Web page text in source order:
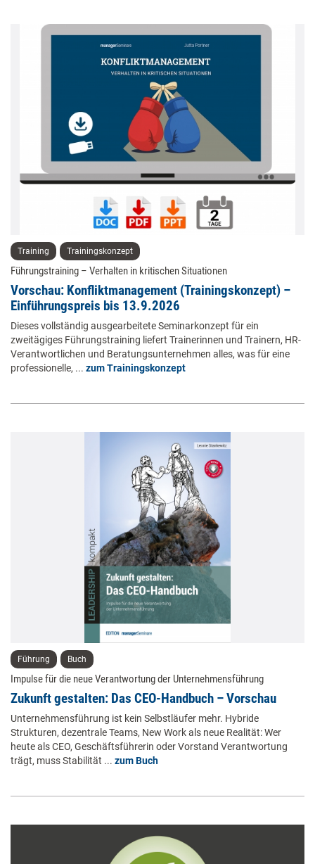
Training Trainingskonzept
Führungstraining – Verhalten in kritischen Situationen
Vorschau: Konfliktmanagement (Trainingskonzept) –
Einführungspreis bis 13.9.2026
Dieses vollständig ausgearbeitete Seminarkonzept für ein
zweitägiges Führungstraining liefert Trainerinnen und Trainern, HR-
Verantwortlichen und Beratungsunternehmen alles, was für eine
professionelle, ... zum Trainingskonzept
Führung Buch
Impulse für die neue Verantwortung der Unternehmensführung
Zukunft gestalten: Das CEO-Handbuch – Vorschau
Unternehmensführung ist kein Selbstläufer mehr. Hybride
Strukturen, dezentrale Teams, New Work als neue Realität: Wer
heute als CEO, Geschäftsführerin oder Vorstand Verantwortung
trägt, muss Stabilität ... zum Buch